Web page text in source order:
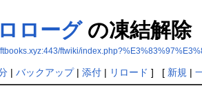
ローグの凍結解除
ftbooks.xyz:443/ftwiki/
| バックアップ| 添付| リロード ] [ 新規 |